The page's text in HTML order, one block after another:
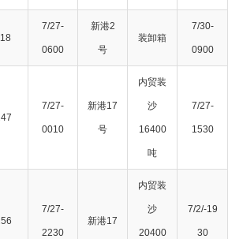
7/27-
0600
新港2
号
装卸箱
7/30-
0900
7/27-
0010
新港17
号
内贸装
沙
16400
吨
7/27-
1530
7/27-
2230
新港17
内贸装
沙
20400
7/2/-19
30